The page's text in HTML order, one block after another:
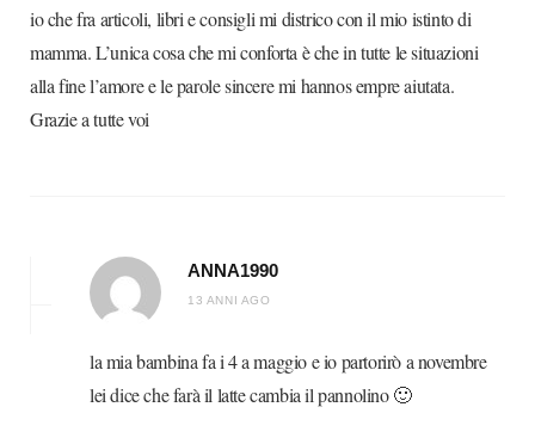
io che fra articoli, libri e consigli mi districo con il mio istinto di
mamma. L’unica cosa che mi conforta è che in tutte le situazioni
alla fine l’amore e le parole sincere mi hannos empre aiutata.
Grazie a tutte voi
ANNA1990
13 ANNI AGO
la mia bambina fa i 4 a maggio e io partorirò a novembre
lei dice che farà il latte cambia il pannolino 🙂